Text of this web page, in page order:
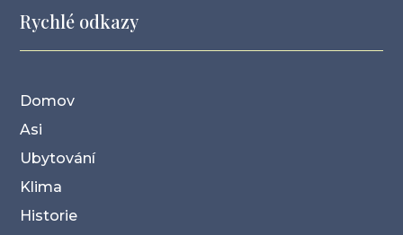
Rychlé odkazy
Domov
Asi
Ubytování
Klima
Historie